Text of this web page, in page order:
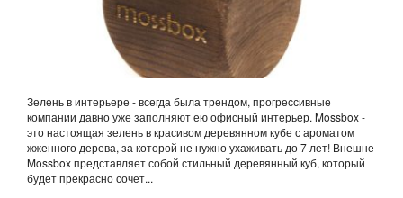
Зелень в интерьере - всегда была трендом, прогрессивные
компании давно уже заполняют ею офисный интерьер. Mossbox -
это настоящая зелень в красивом деревянном кубе с ароматом
жженного дерева, за которой не нужно ухаживать до 7 лет! Внешне
Mossbox представляет собой стильный деревянный куб, который
будет прекрасно сочет...